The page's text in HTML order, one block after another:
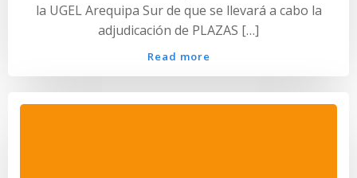
la UGEL Arequipa Sur de que se llevará a cabo la
adjudicación de PLAZAS […]
Read more